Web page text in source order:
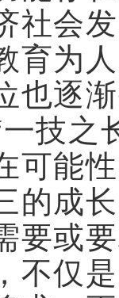
社会
育为
也逐
技之
可能
的成
要或
不仅